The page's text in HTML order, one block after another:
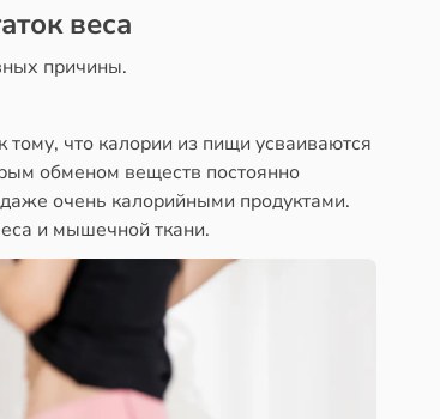
веса
причины.
что калории из пищи усваиваются
обменом веществ постоянно
очень калорийными продуктами.
и мышечной ткани.